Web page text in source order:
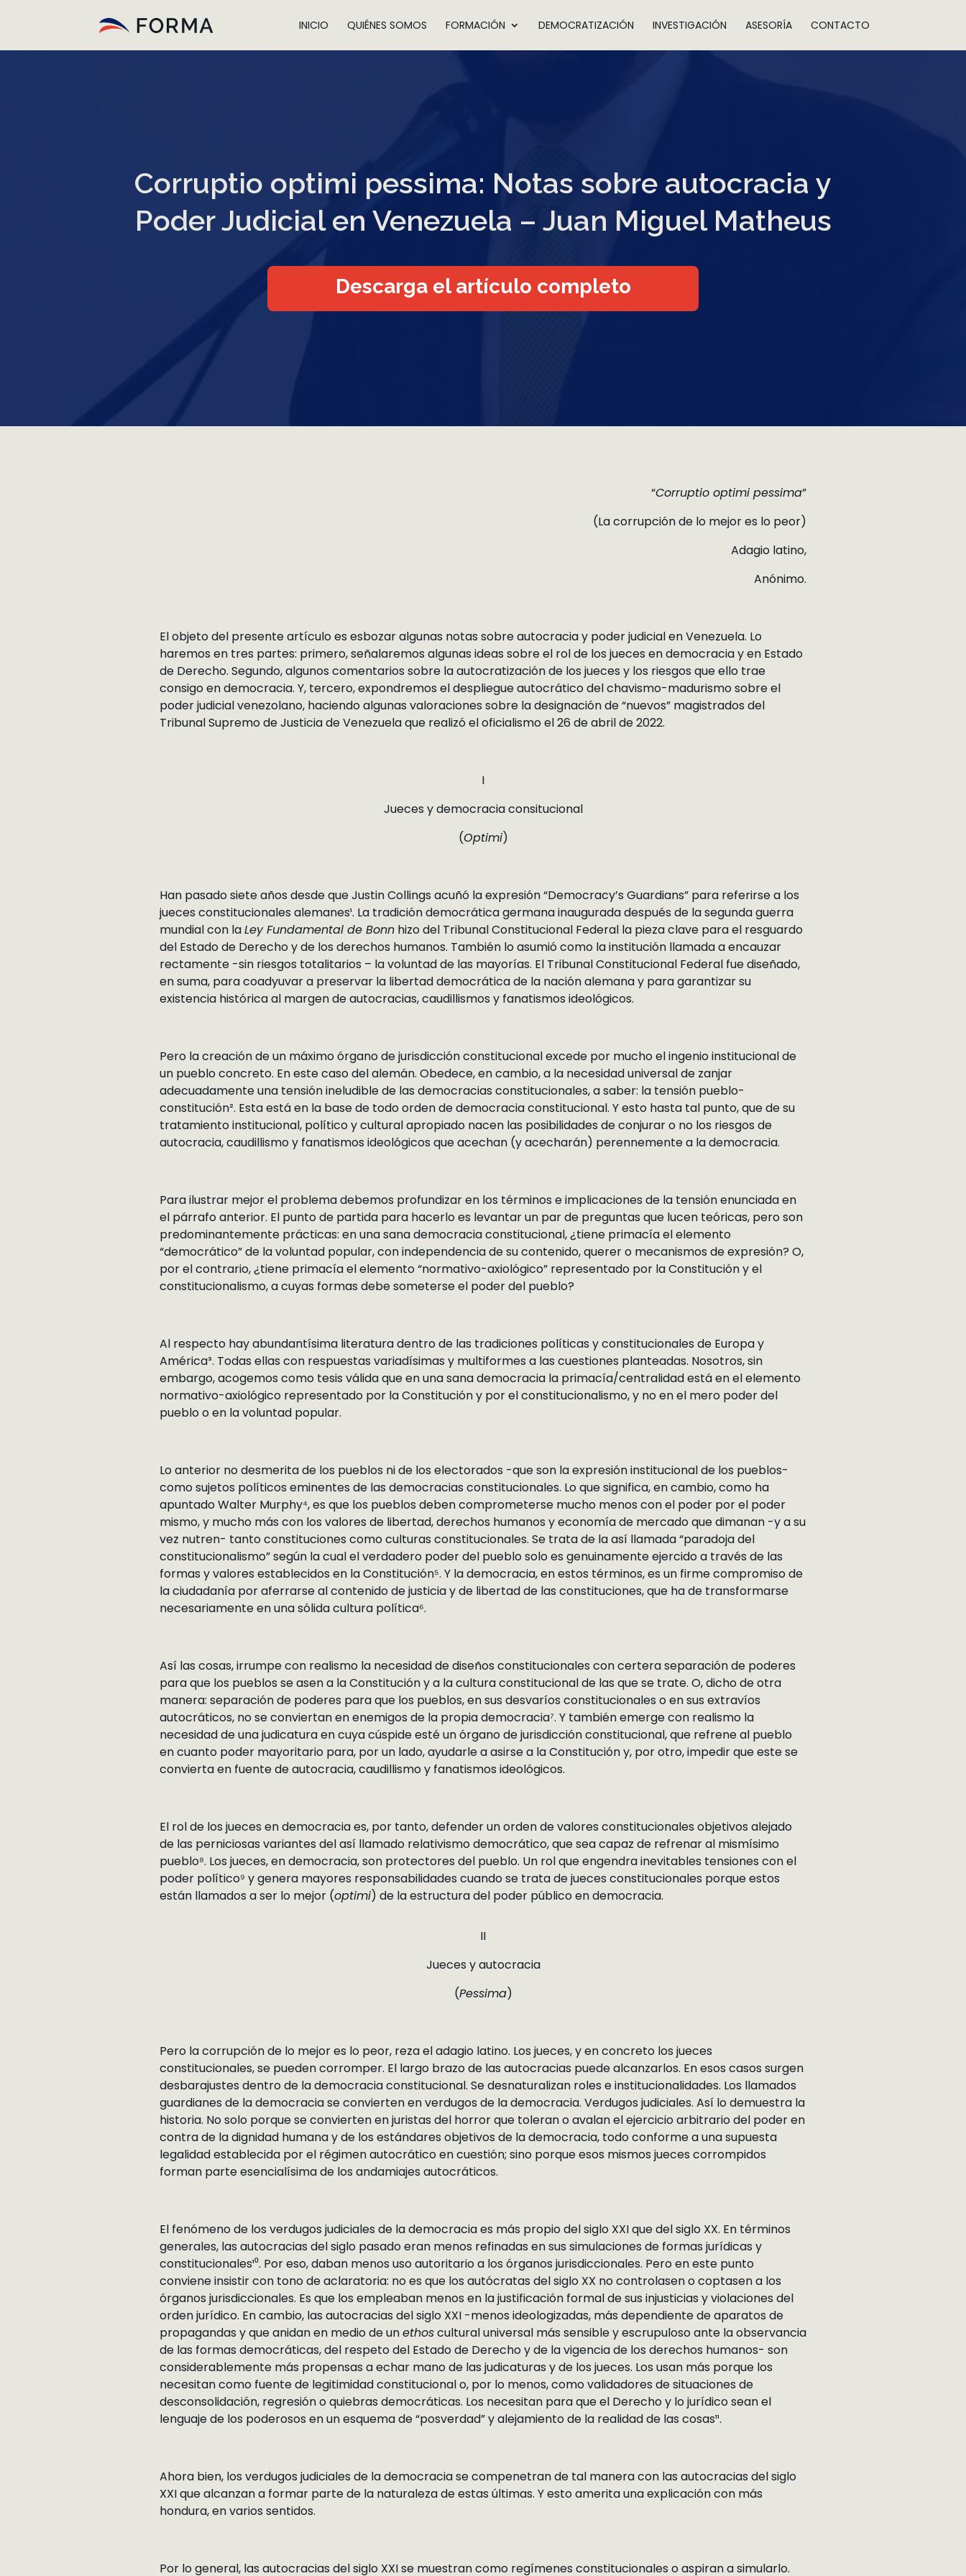
INICIO QUIÉNES SOMOS FORMACIÓN DEMOCRATIZACIÓN INVESTIGACIÓN ASESORÍA CONTACTO
Corruptio optimi pessima: Notas sobre autocracia y
Poder Judicial en Venezuela – Juan Miguel Matheus
Descarga el artículo completo
“Corruptio optimi pessima”
(La corrupción de lo mejor es lo peor)
Adagio latino,
Anónimo.
El objeto del presente artículo es esbozar algunas notas sobre autocracia y poder judicial en Venezuela. Lo
haremos en tres partes: primero, señalaremos algunas ideas sobre el rol de los jueces en democracia y en Estado
de Derecho. Segundo, algunos comentarios sobre la autocratización de los jueces y los riesgos que ello trae
consigo en democracia. Y, tercero, expondremos el despliegue autocrático del chavismo-madurismo sobre el
poder judicial venezolano, haciendo algunas valoraciones sobre la designación de “nuevos” magistrados del
Tribunal Supremo de Justicia de Venezuela que realizó el oficialismo el 26 de abril de 2022.
I
Jueces y democracia consitucional
(Optimi)
Han pasado siete años desde que Justin Collings acuñó la expresión “Democracy’s Guardians” para referirse a los
jueces constitucionales alemanes¹. La tradición democrática germana inaugurada después de la segunda guerra
mundial con laLey Fundamental de Bonn hizo del Tribunal Constitucional Federal la pieza clave para el resguardo
del Estado de Derecho y de los derechos humanos. También lo asumió como la institución llamada a encauzar
rectamente -sin riesgos totalitarios – la voluntad de las mayorías. El Tribunal Constitucional Federal fue diseñado,
en suma, para coadyuvar a preservar la libertad democrática de la nación alemana y para garantizar su
existencia histórica al margen de autocracias, caudillismos y fanatismos ideológicos.
Pero la creación de un máximo órgano de jurisdicción constitucional excede por mucho el ingenio institucional de
un pueblo concreto. En este caso del alemán. Obedece, en cambio, a la necesidad universal de zanjar
adecuadamente una tensión ineludible de las democracias constitucionales, a saber: la tensión pueblo-
constitución². Esta está en la base de todo orden de democracia constitucional. Y esto hasta tal punto, que de su
tratamiento institucional, político y cultural apropiado nacen las posibilidades de conjurar o no los riesgos de
autocracia, caudillismo y fanatismos ideológicos que acechan (y acecharán) perennemente a la democracia.
Para ilustrar mejor el problema debemos profundizar en los términos e implicaciones de la tensión enunciada en
el párrafo anterior. El punto de partida para hacerlo es levantar un par de preguntas que lucen teóricas, pero son
predominantemente prácticas: en una sana democracia constitucional, ¿tiene primacía el elemento
“democrático” de la voluntad popular, con independencia de su contenido, querer o mecanismos de expresión? O,
por el contrario, ¿tiene primacía el elemento “normativo-axiológico” representado por la Constitución y el
constitucionalismo, a cuyas formas debe someterse el poder del pueblo?
Al respecto hay abundantísima literatura dentro de las tradiciones políticas y constitucionales de Europa y
América³. Todas ellas con respuestas variadísimas y multiformes a las cuestiones planteadas. Nosotros, sin
embargo, acogemos como tesis válida que en una sana democracia la primacía/centralidad está en el elemento
normativo-axiológico representado por la Constitución y por el constitucionalismo, y no en el mero poder del
pueblo o en la voluntad popular.
Lo anterior no desmerita de los pueblos ni de los electorados -que son la expresión institucional de los pueblos-
como sujetos políticos eminentes de las democracias constitucionales. Lo que significa, en cambio, como ha
apuntado Walter Murphy⁴, es que los pueblos deben comprometerse mucho menos con el poder por el poder
mismo, y mucho más con los valores de libertad, derechos humanos y economía de mercado que dimanan -y a su
vez nutren- tanto constituciones como culturas constitucionales. Se trata de la así llamada “paradoja del
constitucionalismo” según la cual el verdadero poder del pueblo solo es genuinamente ejercido a través de las
formas y valores establecidos en la Constitución⁵. Y la democracia, en estos términos, es un firme compromiso de
la ciudadanía por aferrarse al contenido de justicia y de libertad de las constituciones, que ha de transformarse
necesariamente en una sólida cultura política⁶.
Así las cosas, irrumpe con realismo la necesidad de diseños constitucionales con certera separación de poderes
para que los pueblos se asen a la Constitución y a la cultura constitucional de las que se trate. O, dicho de otra
manera: separación de poderes para que los pueblos, en sus desvaríos constitucionales o en sus extravíos
autocráticos, no se conviertan en enemigos de la propia democracia⁷. Y también emerge con realismo la
necesidad de una judicatura en cuya cúspide esté un órgano de jurisdicción constitucional, que refrene al pueblo
en cuanto poder mayoritario para, por un lado, ayudarle a asirse a la Constitución y, por otro, impedir que este se
convierta en fuente de autocracia, caudillismo y fanatismos ideológicos.
El rol de los jueces en democracia es, por tanto, defender un orden de valores constitucionales objetivos alejado
de las perniciosas variantes del así llamado relativismo democrático, que sea capaz de refrenar al mismísimo
pueblo⁸. Los jueces, en democracia, son protectores del pueblo. Un rol que engendra inevitables tensiones con el
poder político⁹ y genera mayores responsabilidades cuando se trata de jueces constitucionales porque estos
están llamados a ser lo mejor (optimi) de la estructura del poder público en democracia.
II
Jueces y autocracia
(Pessima)
Pero la corrupción de lo mejor es lo peor, reza el adagio latino. Los jueces, y en concreto los jueces
constitucionales, se pueden corromper. El largo brazo de las autocracias puede alcanzarlos. En esos casos surgen
desbarajustes dentro de la democracia constitucional. Se desnaturalizan roles e institucionalidades. Los llamados
guardianes de la democracia se convierten en verdugos de la democracia. Verdugos judiciales. Así lo demuestra la
historia. No solo porque se convierten en juristas del horror que toleran o avalan el ejercicio arbitrario del poder en
contra de la dignidad humana y de los estándares objetivos de la democracia, todo conforme a una supuesta
legalidad establecida por el régimen autocrático en cuestión; sino porque esos mismos jueces corrompidos
forman parte esencialísima de los andamiajes autocráticos.
El fenómeno de los verdugos judiciales de la democracia es más propio del siglo XXI que del siglo XX. En términos
generales, las autocracias del siglo pasado eran menos refinadas en sus simulaciones de formas jurídicas y
constitucionales¹⁰. Por eso, daban menos uso autoritario a los órganos jurisdiccionales. Pero en este punto
conviene insistir con tono de aclaratoria: no es que los autócratas del siglo XX no controlasen o coptasen a los
órganos jurisdiccionales. Es que los empleaban menos en la justificación formal de sus injusticias y violaciones del
orden jurídico. En cambio, las autocracias del siglo XXI -menos ideologizadas, más dependiente de aparatos de
propagandas y que anidan en medio de unethoscultural universal más sensible y escrupuloso ante la observancia
de las formas democráticas, del respeto del Estado de Derecho y de la vigencia de los derechos humanos- son
considerablemente más propensas a echar mano de las judicaturas y de los jueces. Los usan más porque los
necesitan como fuente de legitimidad constitucional o, por lo menos, como validadores de situaciones de
desconsolidación, regresión o quiebras democráticas. Los necesitan para que el Derecho y lo jurídico sean el
lenguaje de los poderosos en un esquema de “posverdad” y alejamiento de la realidad de las cosas¹¹.
Ahora bien, los verdugos judiciales de la democracia se compenetran de tal manera con las autocracias del siglo
XXI que alcanzan a formar parte de la naturaleza de estas últimas. Y esto amerita una explicación con más
hondura, en varios sentidos.
Por lo general, las autocracias del siglo XXI se muestran como regímenes constitucionales o aspiran a simularlo.